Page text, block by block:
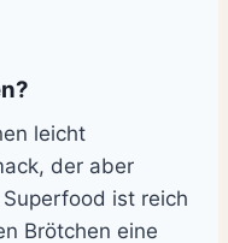
leicht
der aber
ist reich
Brötchen eine